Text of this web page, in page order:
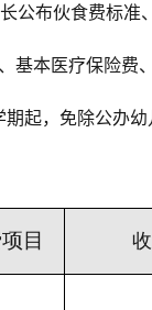
公布伙食费标准
本医疗保险费、
，免除公办幼
目